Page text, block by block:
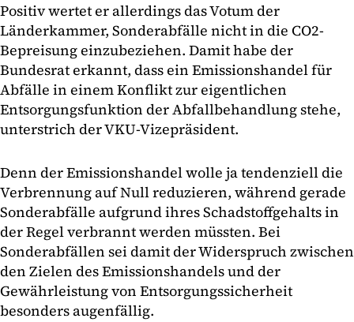
Positiv wertet er allerdings das Votum der
Länderkammer, Sonderabfälle nicht in die CO2-
Bepreisung einzubeziehen. Damit habe der
Bundesrat erkannt, dass ein Emissionshandel für
Abfälle in einem Konflikt zur eigentlichen
Entsorgungsfunktion der Abfallbehandlung stehe,
unterstrich der VKU-Vizepräsident.
Denn der Emissionshandel wolle ja tendenziell die
Verbrennung auf Null reduzieren, während gerade
Sonderabfälle aufgrund ihres Schadstoffgehalts in
der Regel verbrannt werden müssten. Bei
Sonderabfällen sei damit der Widerspruch zwischen
den Zielen des Emissionshandels und der
Gewährleistung von Entsorgungssicherheit
besonders augenfällig.